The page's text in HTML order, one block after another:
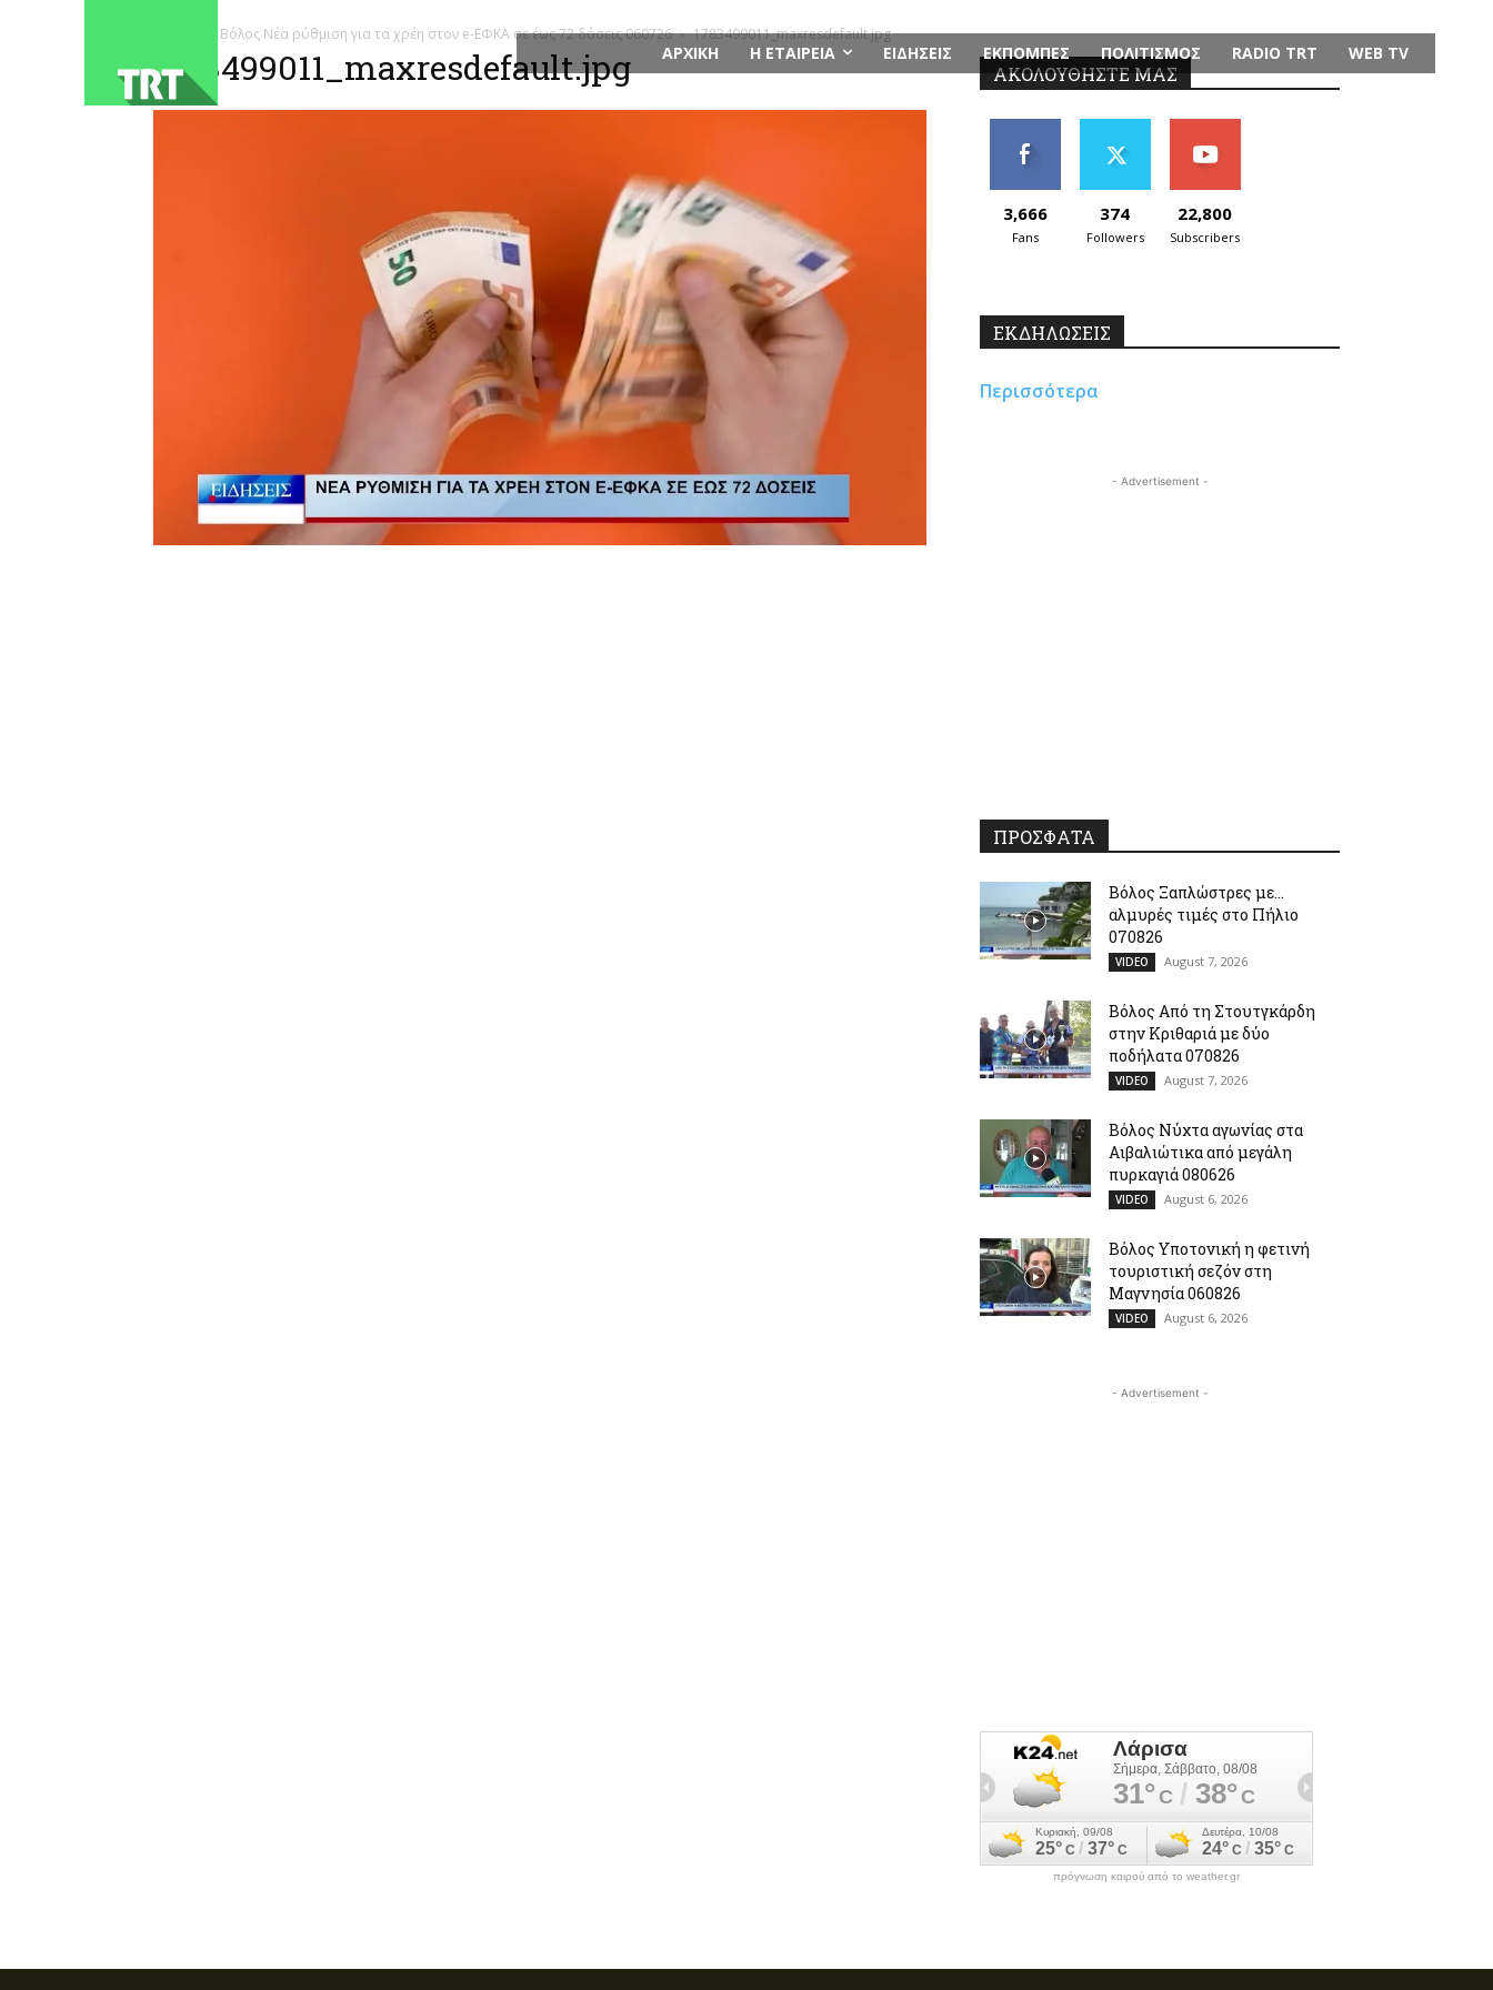
ΑΡΧΙΚΗ Η ΕΤΑΙΡΕΙΑ ΕΙΔΗΣΕΙΣ ΕΚΠΟΜΠΕΣ ΠΟΛΙΤΙΣΜΟΣ RADIO TRT WEB TV
Βόλος Νέα ρύθμιση για τα χρέη στον e-ΕΦΚΑ σε έως 72 δόσεις 060726 1783499011_maxresdefault.jpg
1783499011_maxresdefault.jpg ΑΚΟΛΟΥΘΗΣΤΕ ΜΑΣ
3,666
Fans
374
Followers
22,800
Subscribers
ΕΚΔΗΛΩΣΕΙΣ
Περισσότερα
- Advertisement -
ΠΡΟΣΦΑΤΑ
Βόλος Ξαπλώστρες με…
αλμυρές τιμές στο Πήλιο
070826
VIDEO August 7, 2026
Βόλος Από τη Στουτγκάρδη
στην Κριθαριά με δύο
ποδήλατα 070826
VIDEO August 7, 2026
Βόλος Νύχτα αγωνίας στα
Αιβαλιώτικα από μεγάλη
πυρκαγιά 080626
VIDEO August 6, 2026
Βόλος Υποτονική η φετινή
τουριστική σεζόν στη
Μαγνησία 060826
VIDEO August 6, 2026
- Advertisement -
πρόγνωση καιρού από το weather.gr